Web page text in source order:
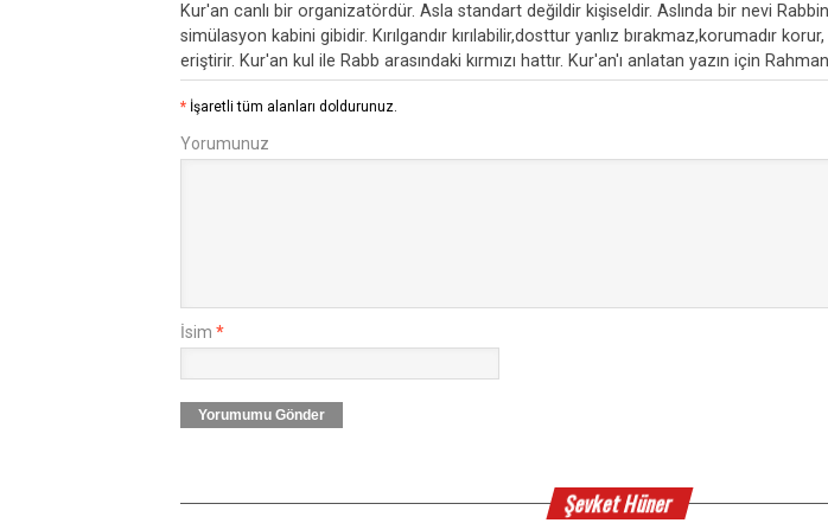
Kur'an canlı bir organizatördür. Asla standart değildir kişiseldir. Aslında bir nevi
simülasyon kabini gibidir. Kırılgandır kırılabilir,dosttur yanlız bırakmaz,korumadır
eriştirir. Kur'an kul ile Rabb arasındaki kırmızı hattır. Kur'an'ı anlatan yazın için
* İşaretli tüm alanları doldurunuz.
Yorumunuz
İsim *
Yorumumu Gönder
Şevket Hüner